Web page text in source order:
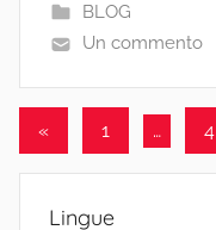
BLOG
Un commento
Paginazione
degli
articoli
«Articolo
1 … 4
Lingue